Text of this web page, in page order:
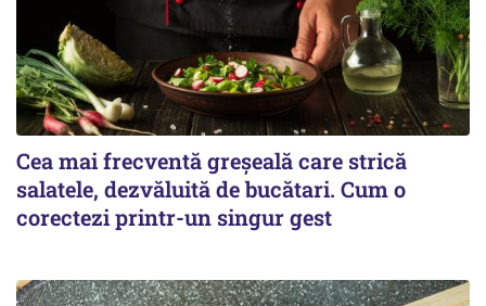
Cea mai frecventă greșeală care strică
salatele, dezvăluită de bucătari. Cum o
corectezi printr-un singur gest